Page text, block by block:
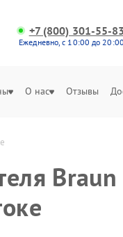
+7 (800) 301-55-83
Ежедневно, с 10:00 до 20:00
О нас Отзывы
Braun